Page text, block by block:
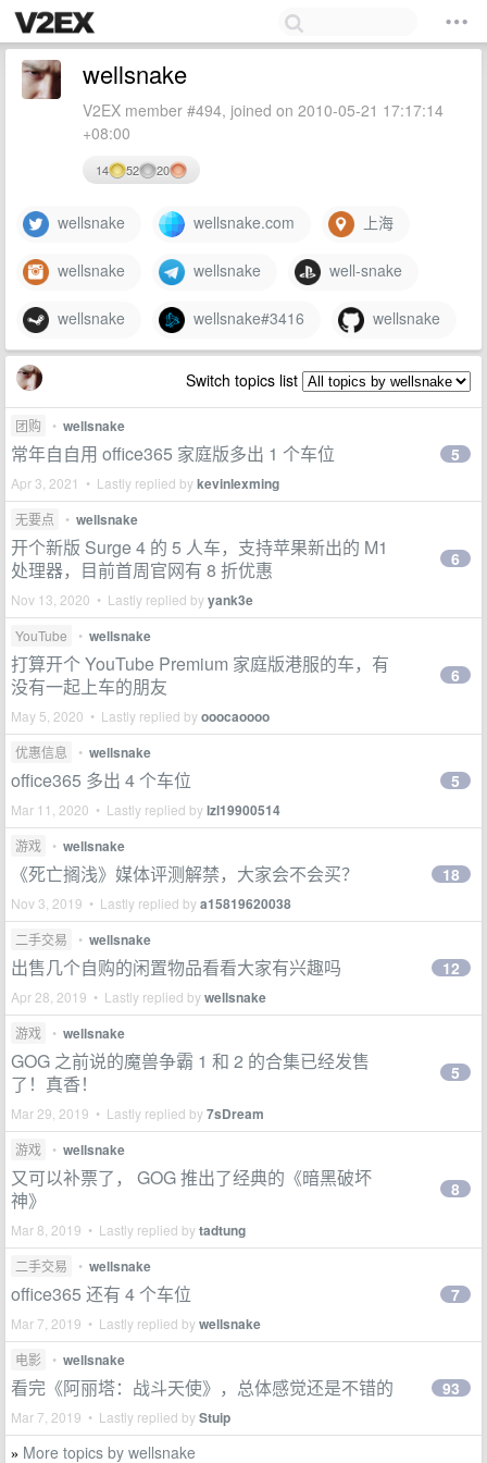
wellsnake
V2EX member #494, joined on 2010-05-21 17:17:14
+08:00
14 52 20
wellsnake wellsnake.com 上海
wellsnake wellsnake well-snake
wellsnake wellsnake#3416 wellsnake
Switch topics list
团购 • wellsnake
常年自自用 office365 家庭版多出 1 个车位
Apr 3, 2021 • Lastly replied bykevinlexming
5
无要点 • wellsnake
开个新版 Surge 4 的 5 人车，支持苹果新出的 M1
处理器，目前首周官网有 8 折优惠
Nov 13, 2020 • Lastly replied byyank3e
6
YouTube • wellsnake
打算开个 YouTube Premium 家庭版港服的车，有
没有一起上车的朋友
May 5, 2020 • Lastly replied byooocaoooo
6
优惠信息 • wellsnake
office365 多出 4 个车位
Mar 11, 2020 • Lastly replied bylzl19900514
5
游戏 • wellsnake
《死亡搁浅》媒体评测解禁，大家会不会买？
Nov 3, 2019 • Lastly replied bya15819620038
18
二手交易 • wellsnake
出售几个自购的闲置物品看看大家有兴趣吗
Apr 28, 2019 • Lastly replied bywellsnake
12
游戏 • wellsnake
GOG 之前说的魔兽争霸 1 和 2 的合集已经发售
了！真香！
Mar 29, 2019 • Lastly replied by7sDream
5
游戏 • wellsnake
又可以补票了， GOG 推出了经典的《暗黑破坏
神》
Mar 8, 2019 • Lastly replied bytadtung
8
二手交易 • wellsnake
office365 还有 4 个车位
Mar 7, 2019 • Lastly replied bywellsnake
7
电影 • wellsnake
看完《阿丽塔：战斗天使》，总体感觉还是不错的
Mar 7, 2019 • Lastly replied byStuip
93
» More topics by wellsnake